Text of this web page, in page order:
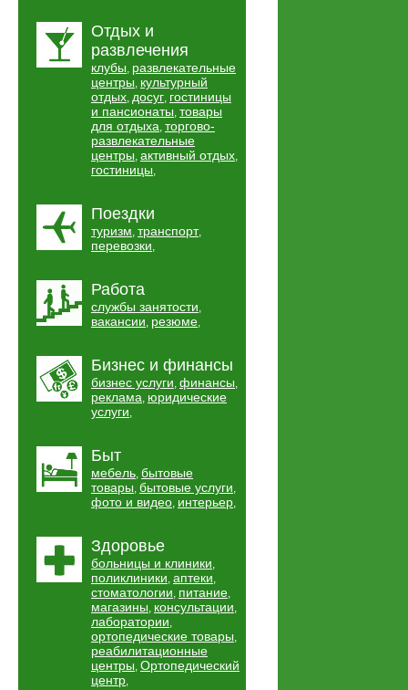
Отдых и
развлечения
клубы, развлекательные
центры, культурный
отдых, досуг, гостиницы
и пансионаты, товары
для отдыха, торгово-
развлекательные
центры, активный отдых,
гостиницы,
Поездки
туризм, транспорт,
перевозки,
Работа
службы занятости,
вакансии, резюме,
Бизнес и финансы
бизнес услуги, финансы,
реклама, юридические
услуги,
Быт
мебель, бытовые
товары, бытовые услуги,
фото и видео, интерьер,
Здоровье
больницы и клиники,
поликлиники, аптеки,
стоматологии, питание,
магазины, консультации,
лаборатории,
ортопедические товары,
реабилитационные
центры, Ортопедический
центр,